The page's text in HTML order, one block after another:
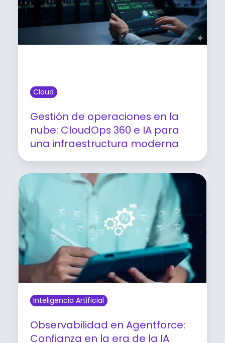
Cloud
Gestión de operaciones en la
nube: CloudOps 360 e IA para
una infraestructura moderna
Leer artículo
Inteligencia Artificial
Observabilidad en Agentforce:
Confianza en la era de la IA